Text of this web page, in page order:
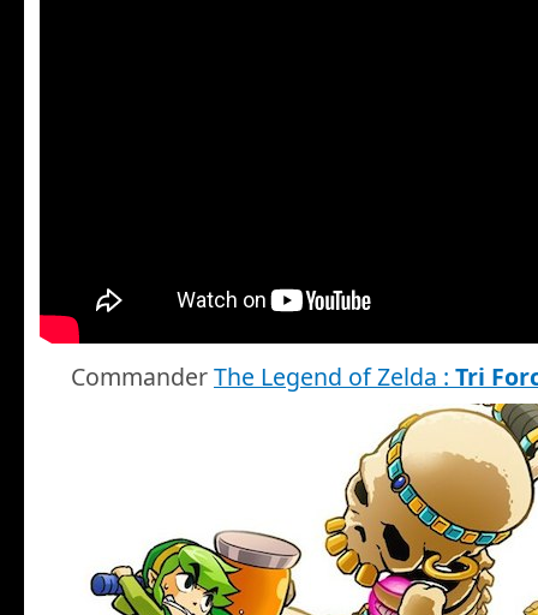
CommanderThe Legend of Zelda : Tri